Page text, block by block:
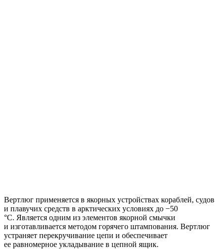
Вертлюг применяется в якорных устройствах кораблей, судов
и плавучих средств в арктических условиях до −50
°С. Является одним из элементов якорной смычки
и изготавливается методом горячего штампования. Вертлюг
устраняет перекручивание цепи и обеспечивает
ее равномерное укладывание в цепной ящик.